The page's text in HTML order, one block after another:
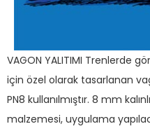
VAGON YALITIMI Trenlerde
için özel olarak tasarlanan
PN8 kullanılmıştır. 8 mm
malzemesi, uygulama